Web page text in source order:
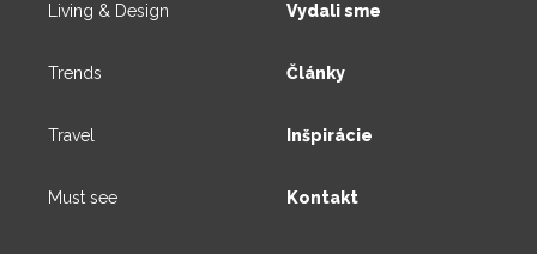
Living & Design
Trends
Travel
Must see
Vydali sme
Články
Inšpirácie
Kontakt